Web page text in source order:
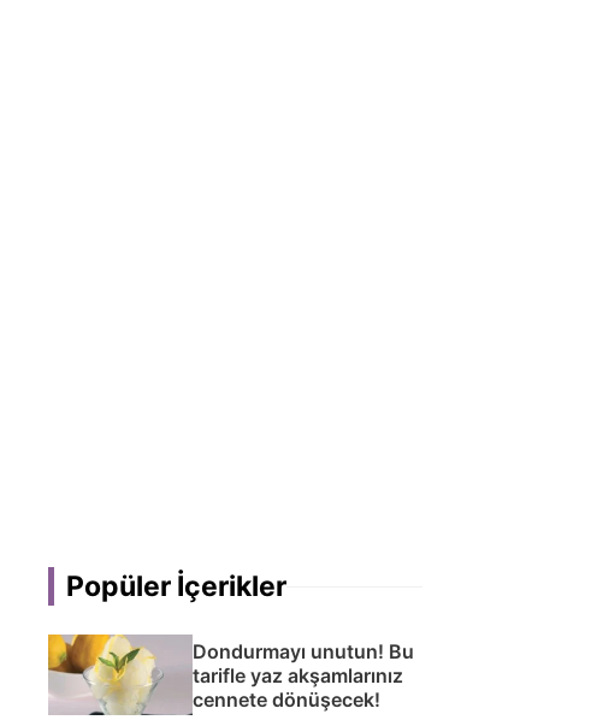
Popüler İçerikler
Dondurmayı unutun! Bu
tarifle yaz akşamlarınız
cennete dönüşecek!